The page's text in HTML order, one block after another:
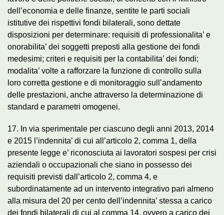
dell’economia e delle finanze, sentite le parti sociali
istitutive dei rispettivi fondi bilaterali, sono dettate
disposizioni per determinare: requisiti di professionalita’ e
onorabilita’ dei soggetti preposti alla gestione dei fondi
medesimi; criteri e requisiti per la contabilita’ dei fondi;
modalita’ volte a rafforzare la funzione di controllo sulla
loro corretta gestione e di monitoraggio sull’andamento
delle prestazioni, anche attraverso la determinazione di
standard e parametri omogenei.
17. In via sperimentale per ciascuno degli anni 2013, 2014
e 2015 l’indennita’ di cui all’articolo 2, comma 1, della
presente legge e’ riconosciuta ai lavoratori sospesi per crisi
aziendali o occupazionali che siano in possesso dei
requisiti previsti dall’articolo 2, comma 4, e
subordinatamente ad un intervento integrativo pari almeno
alla misura del 20 per cento dell’indennita’ stessa a carico
dei fondi bilaterali di cui al comma 14, ovvero a carico dei